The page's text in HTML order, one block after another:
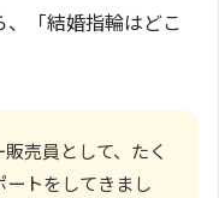
「結婚指輪はどこ
売員として、たく
トをしてきまし